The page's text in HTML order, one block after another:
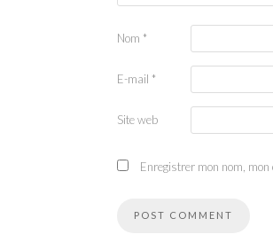
Nom *
E-mail *
Site web
Enregistrer mon nom,